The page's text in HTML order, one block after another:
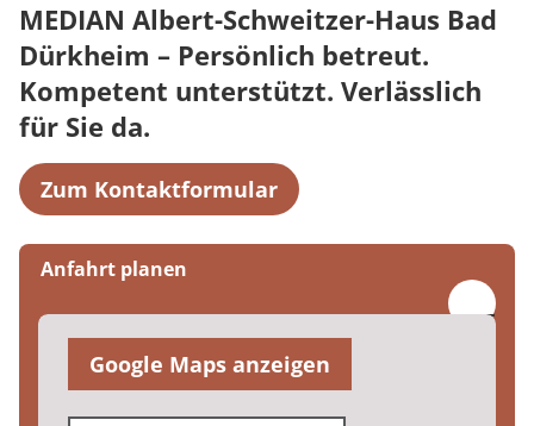
MEDIAN Albert-Schweitzer-Haus Bad
Dürkheim – Persönlich betreut.
Kompetent unterstützt. Verlässlich
für Sie da.
Zum Kontaktformular
Anfahrt planen
Google Maps anzeigen